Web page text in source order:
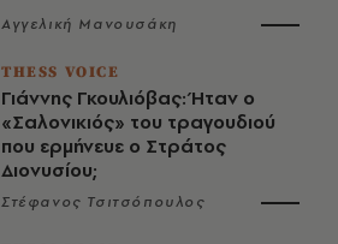
Αγγελική Μανουσάκη
THESS VOICE
Γιάννης Γκουλιόβας: Ήταν ο
«Σαλονικιός» του τραγουδιού
που ερμήνευε ο Στράτος
Διονυσίου;
Στέφανος Τσιτσόπουλος